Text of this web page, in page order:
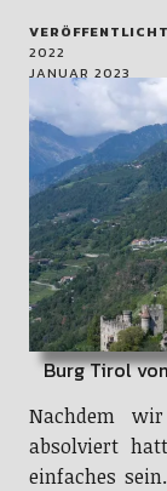
2022
JANUAR 2023
Burg Tirol
Nachdem
absolviert
einfaches